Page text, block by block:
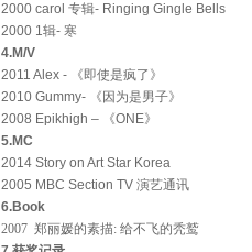
2000 carol 专辑- Ringing Gingle Bells
2000 1辑- 寒
4.M/V
2011 Alex - 《即使是疯了》
2010 Gummy- 《因为是男子》
2008 Epikhigh – 《ONE》
5.MC
2014 Story on Art Star Korea
2005 MBC Section TV 演艺通讯
6.Book
2007 郑丽媛的素描: 给不飞的秃鹫